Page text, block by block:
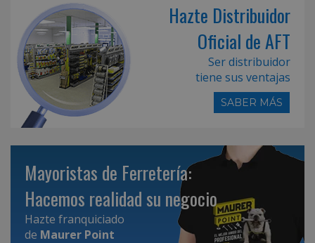
Hazte Distribuidor
Oficial de AFT
Ser distribuidor
tiene sus ventajas
SABER MÁS
Mayoristas de Ferretería:
Hacemos realidad su negocio
Hazte franquiciado
de Maurer Point